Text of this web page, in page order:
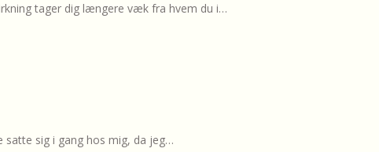
tager dig længere væk fra hvem du i…
satte sig i gang hos mig, da jeg…